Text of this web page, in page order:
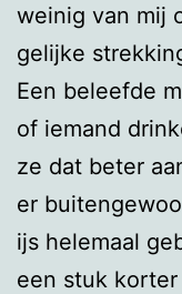
weinig van mij
gelijke
Een beleefde
of iemand
ze dat beter
er
ijs helemaal
een stuk